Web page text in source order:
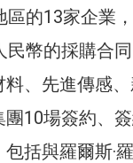
區的13家企業
民幣的採購合
、先進傳感
10場簽約、
括與羅爾斯·